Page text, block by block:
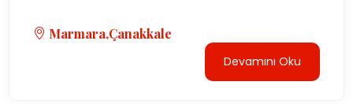
Marmara,Çanakkale
Devamını Oku